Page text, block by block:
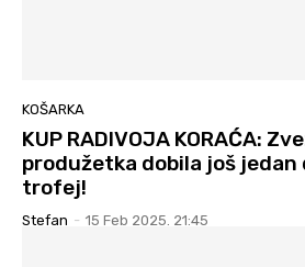
KOŠARKA
KUP RADIVOJA KORAĆA:
produžetka dobila još jedan
trofej!
Stefan - 15 Feb 2025. 21:45